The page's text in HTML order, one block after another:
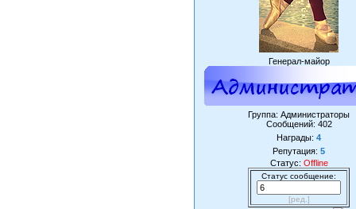
Генерал-майор
Группа: Администраторы
Сообщений: 402
Награды: 4
Репутация: 5
Статус: Offline
Статус сообщение:
[ред.]